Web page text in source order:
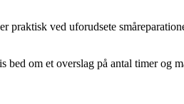
praktisk ved uforudsete
om et overslag på antal timer og